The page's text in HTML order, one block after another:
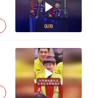
蒯曼挺进WTT横滨冠军赛女单四强